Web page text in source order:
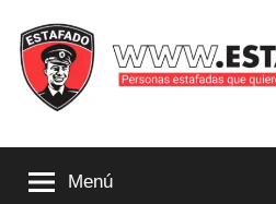
contenido
que
Menú